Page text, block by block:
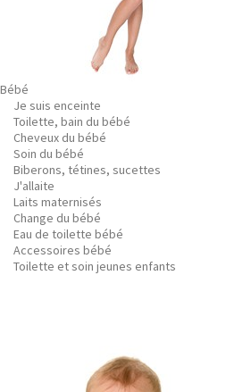
Bébé
Je suis enceinte
Toilette, bain du bébé
Cheveux du bébé
Soin du bébé
Biberons, tétines, sucettes
J'allaite
Laits maternisés
Change du bébé
Eau de toilette bébé
Accessoires bébé
Toilette et soin jeunes enfants